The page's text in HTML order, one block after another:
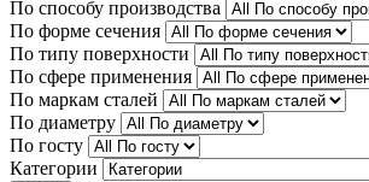
По способу производства
По форме сечения
По типу поверхности
По сфере применения
По маркам сталей
По диаметру
По госту
Категории